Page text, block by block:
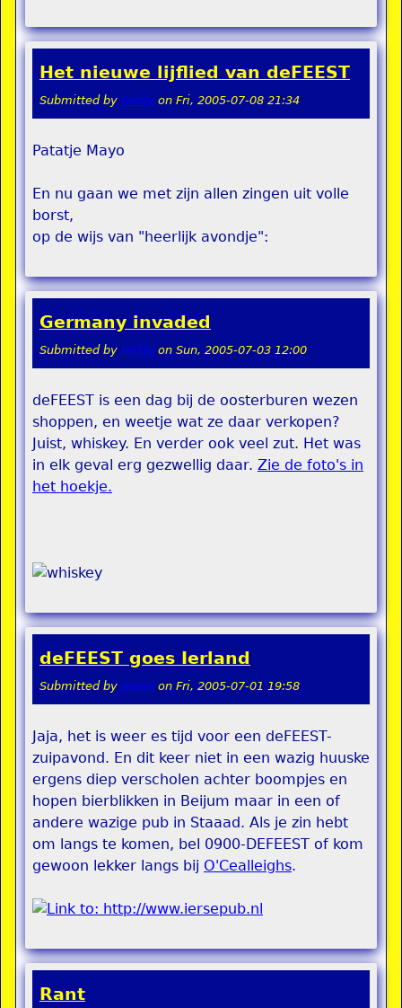
Het nieuwe lijflied van deFEEST
Submitted by teddy on Fri, 2005-07-08 21:34
Patatje Mayo
En nu gaan we met zijn allen zingen uit volle
borst,
op de wijs van "heerlijk avondje":
Germany invaded
Submitted by teddy on Sun, 2005-07-03 12:00
deFEEST is een dag bij de oosterburen wezen
shoppen, en weetje wat ze daar verkopen?
Juist, whiskey. En verder ook veel zut. Het was
in elk geval erg gezwellig daar. Zie de foto's in
het hoekje.
deFEEST goes Ierland
Submitted by rippie on Fri, 2005-07-01 19:58
Jaja, het is weer es tijd voor een deFEEST-
zuipavond. En dit keer niet in een wazig huuske
ergens diep verscholen achter boompjes en
hopen bierblikken in Beijum maar in een of
andere wazige pub in Staaad. Als je zin hebt
om langs te komen, bel 0900-DEFEEST of kom
gewoon lekker langs bij O'Cealleighs.
Rant